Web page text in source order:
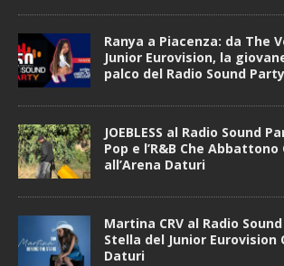
Ranya a Piacenza: da The
Junior Eurovision, la
palco del Radio Sound Party
JOEBLESS al Radio Sound
Pop e l’R&B Che
all’Arena Daturi
Martina CRV al Radio
Stella del Junior Eurovision
Daturi